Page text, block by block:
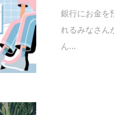
銀行にお金を
れるみなさん
ん...